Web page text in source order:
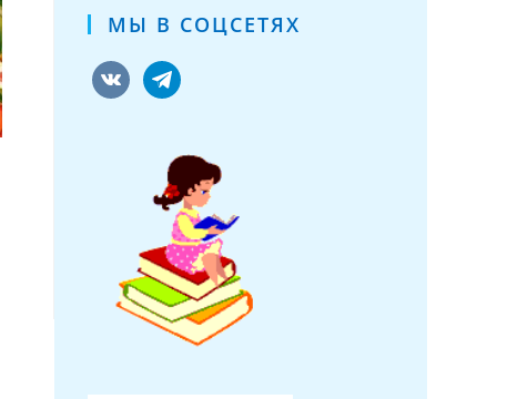
МЫ В СОЦСЕТЯХ
vkontaktetelegram